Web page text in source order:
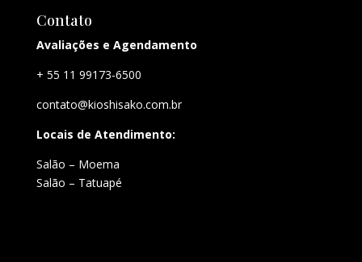
Contato
Avaliações e Agendamento
+ 55 11 99173-6500
contato@kioshisako.com.br
Locais de Atendimento:
Salão – Moema
Salão – Tatuapé